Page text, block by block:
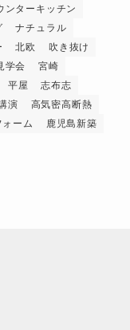
ンターキッチン
ナチュラル
北欧
吹き抜け
学会
宮崎
平屋
志布志
演
高気密高断熱
ォーム
鹿児島新築